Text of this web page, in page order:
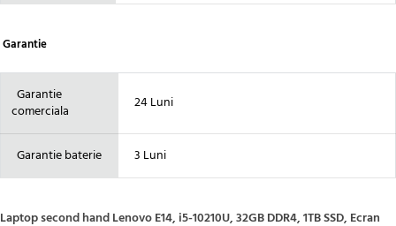
Garantie
Garantie
comerciala
24 Luni
Garantie baterie 3 Luni
Laptop second hand Lenovo E14, i5-10210U, 32GB DDR4, 1TB SSD, Ecran